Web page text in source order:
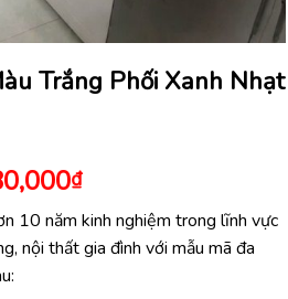
Trắng Phối Xanh Nhạt
₫Giá
hiện
tại
là:
10 năm kinh nghiệm trong lĩnh vực
nội thất gia đình với mẫu mã đa